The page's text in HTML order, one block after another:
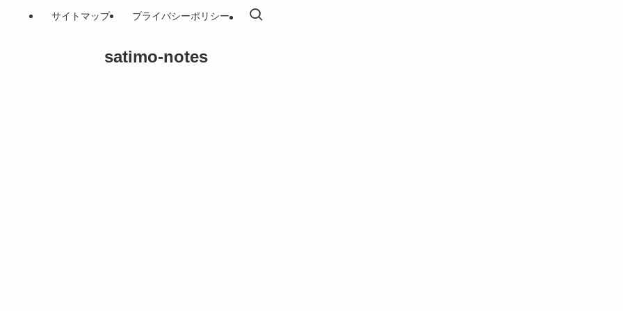
satimo-notes
サイトマップ プライバシーポリシー